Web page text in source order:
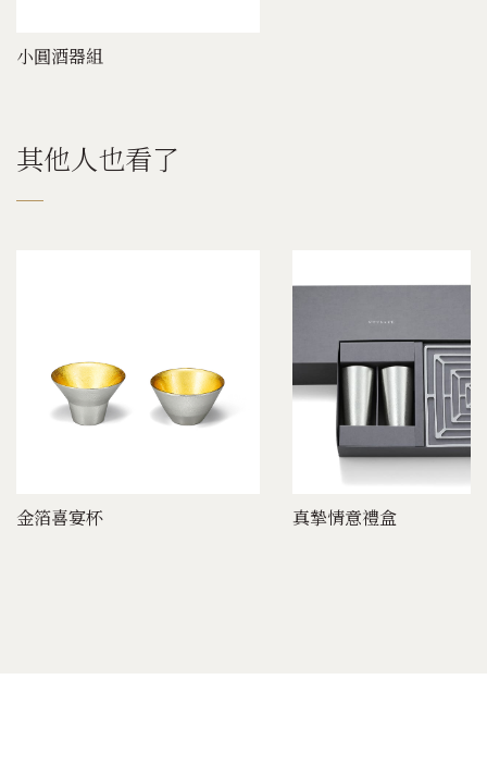
小圓酒器組
其他人也看了
金箔喜宴杯 真摯情意禮盒